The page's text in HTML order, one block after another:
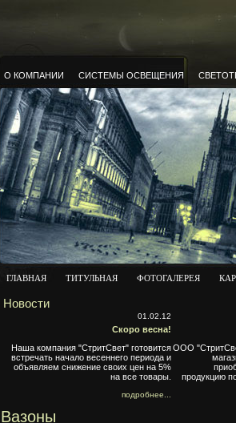
О КОМПАНИИ СИСТЕМЫ ОСВЕЩЕНИЯ
ГЛАВНАЯ ТИТУЛЬНАЯ ФОТОГАЛЕРЕЯ
Новости
01.02.12
Скоро весна!
Наша компания "СтритСвет" готовится
встречать начало весеннего периода и
объявляем снижение своих цен на 5%
на все товары.
подробнее...
ООО
продукцию
Вазоны